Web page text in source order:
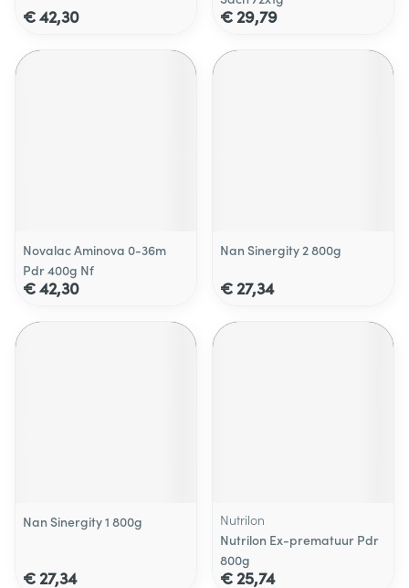
€ 42,30 € 29,79
Novalac Aminova 0-36m
Pdr 400g Nf
€ 42,30
Nan Sinergity 2 800g
€ 27,34
Nan Sinergity 1 800g
€ 27,34
Nutrilon
Nutrilon Ex-prematuur Pdr
800g
€ 25,74